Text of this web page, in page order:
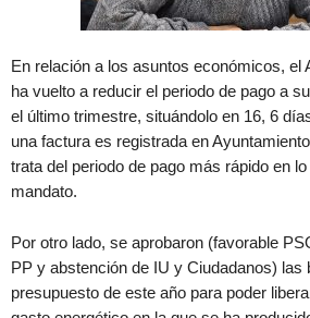
En relación a los asuntos económicos, el
ha vuelto a reducir el periodo de pago a
el último trimestre, situándolo en 16, 6
una factura es registrada en
trata del periodo de pago más rápido en
mandato.
Por otro lado, se aprobaron (favorable
PP y abstención de IU y Ciudadanos) las
presupuesto de este año para poder